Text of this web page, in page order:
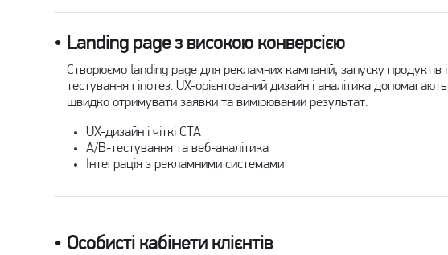
Landing page з високою конверсією
Створюємо landing page для рекламних кампаній, запуску продуктів і
тестування гіпотез. UX-орієнтований дизайн і аналітика допомагають
швидко отримувати заявки та вимірюваний результат.
UX-дизайн і чіткі CTA
A/B-тестування та веб-аналітика
Інтеграція з рекламними системами
Особисті кабінети клієнтів